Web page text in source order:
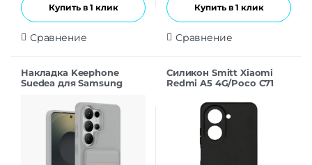
Купить в 1 клик
Сравнение
Купить в 1 клик
Сравнение
Накладка Keephone
Suedea для Samsung
Силикон Smitt Xiaomi
Redmi A5 4G/Poco C71